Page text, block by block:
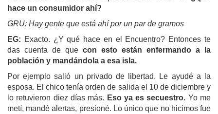
hace un consumidor ahí?
GRU: Hay gente que está ahí por un par de gramos
EG: Exacto. ¿Y qué hace en el Encuentro? Entonces te
das cuenta de que con esto están enfermando a la
población y mandándola a esa isla.
Por ejemplo salió un privado de libertad. Le ayudé a la
esposa. El chico tenía orden de salida el 10 de diciembre y
lo retuvieron diez días más. Eso ya es secuestro. Yo me
metí, mandé alertas, presioné. Lo único que no hicimos fue